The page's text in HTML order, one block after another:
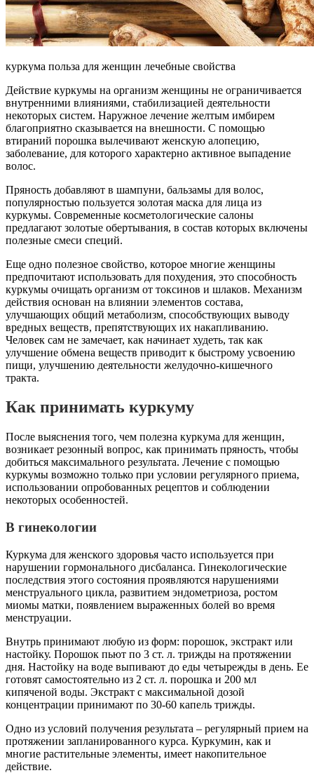
куркума польза для женщин лечебные свойства
Действие куркумы на организм женщины не ограничивается
внутренними влияниями, стабилизацией деятельности
некоторых систем. Наружное лечение желтым имбирем
благоприятно сказывается на внешности. С помощью
втираний порошка вылечивают женскую алопецию,
заболевание, для которого характерно активное выпадение
волос.
Пряность добавляют в шампуни, бальзамы для волос,
популярностью пользуется золотая маска для лица из
куркумы. Современные косметологические салоны
предлагают золотые обертывания, в состав которых включены
полезные смеси специй.
Еще одно полезное свойство, которое многие женщины
предпочитают использовать для похудения, это способность
куркумы очищать организм от токсинов и шлаков. Механизм
действия основан на влиянии элементов состава,
улучшающих общий метаболизм, способствующих выводу
вредных веществ, препятствующих их накапливанию.
Человек сам не замечает, как начинает худеть, так как
улучшение обмена веществ приводит к быстрому усвоению
пищи, улучшению деятельности желудочно-кишечного
тракта.
Как принимать куркуму
После выяснения того, чем полезна куркума для женщин,
возникает резонный вопрос, как принимать пряность, чтобы
добиться максимального результата. Лечение с помощью
куркумы возможно только при условии регулярного приема,
использовании опробованных рецептов и соблюдении
некоторых особенностей.
В гинекологии
Куркума для женского здоровья часто используется при
нарушении гормонального дисбаланса. Гинекологические
последствия этого состояния проявляются нарушениями
менструального цикла, развитием эндометриоза, ростом
миомы матки, появлением выраженных болей во время
менструации.
Внутрь принимают любую из форм: порошок, экстракт или
настойку. Порошок пьют по 3 ст. л. трижды на протяжении
дня. Настойку на воде выпивают до еды четырежды в день. Ее
готовят самостоятельно из 2 ст. л. порошка и 200 мл
кипяченой воды. Экстракт с максимальной дозой
концентрации принимают по 30-60 капель трижды.
Одно из условий получения результата – регулярный прием на
протяжении запланированного курса. Куркумин, как и
многие растительные элементы, имеет накопительное
действие.